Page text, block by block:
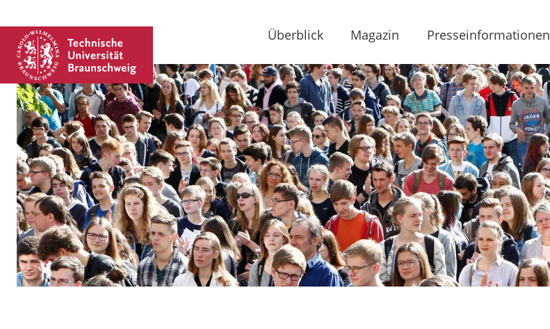
Überblick Magazin Presseinformationen